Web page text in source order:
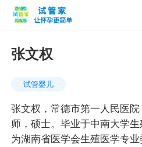
张文权
试管婴儿
张文权，常德市第一人民医
师，硕士。毕业于中南大学
为湖南省医学会生殖医学专